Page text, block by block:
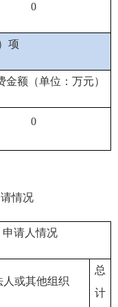
0
项
金额（单位：万元）
0
情况
申请人情况
人或其他组织
总
计